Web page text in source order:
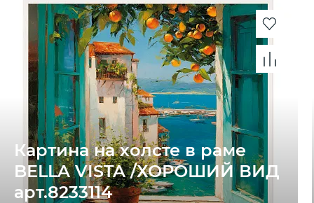
Картина на холсте в раме
BELLA VISTA /ХОРОШИЙ ВИД
арт.8233114